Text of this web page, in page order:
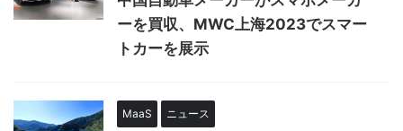
ーを買収、MWC上海2023でスマー
トカーを展示
MaaS ニュース